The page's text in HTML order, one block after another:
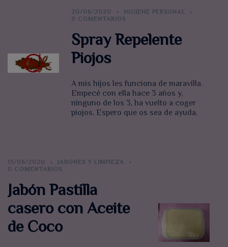
20/06/2020
HIGIENE PERSONAL
0 COMENTARIOS
Spray Repelente
Piojos
A mis hijos les funciona de maravilla.
Empecé con ella hace 3 años y,
ninguno de los 3, ha vuelto a coger
piojos. Espero que os sea de ayuda.
13/06/2020
JABONES Y LIMPIEZA
0 COMENTARIOS
Jabón Pastilla
casero con Aceite
de Coco